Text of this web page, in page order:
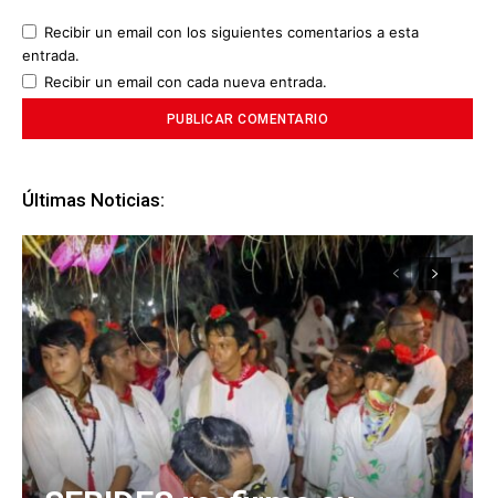
Recibir un email con los siguientes comentarios a esta
entrada.
Recibir un email con cada nueva entrada.
Últimas Noticias: